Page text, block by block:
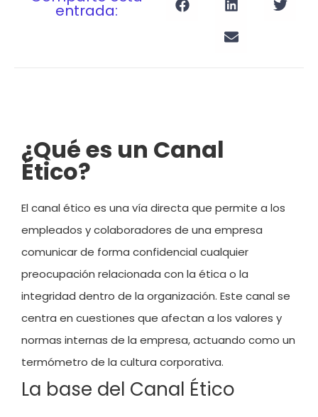
entrada:
¿Qué es un Canal
Ético?
El canal ético es una vía directa que permite a los
empleados y colaboradores de una empresa
comunicar de forma confidencial cualquier
preocupación relacionada con la ética o la
integridad dentro de la organización. Este canal se
centra en cuestiones que afectan a los valores y
normas internas de la empresa, actuando como un
termómetro de la cultura corporativa.
La base del Canal Ético